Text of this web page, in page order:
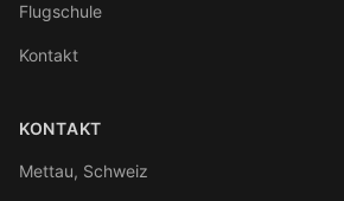
Flugschule
Kontakt
KONTAKT
Mettau, Schweiz